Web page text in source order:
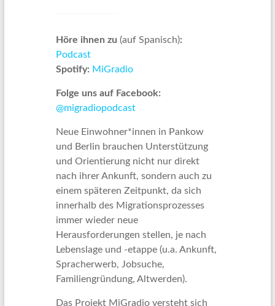
Höre ihnen zu (auf Spanisch):
Podcast
Spotify: MiGradio
Folge uns auf Facebook:
@migradiopodcast
Neue Einwohner*innen in Pankow
und Berlin brauchen Unterstützung
und Orientierung nicht nur direkt
nach ihrer Ankunft, sondern auch zu
einem späteren Zeitpunkt, da sich
innerhalb des Migrationsprozesses
immer wieder neue
Herausforderungen stellen, je nach
Lebenslage und -etappe (u.a. Ankunft,
Spracherwerb, Jobsuche,
Familiengründung, Altwerden).
Das Projekt MiGradio versteht sich